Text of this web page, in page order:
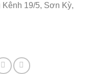
19/5, Sơn Kỳ,